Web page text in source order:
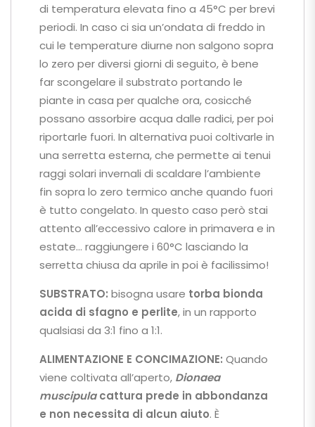
di temperatura elevata fino a 45°C per brevi
periodi. In caso ci sia un’ondata di freddo in
cui le temperature diurne non salgono sopra
lo zero per diversi giorni di seguito, è bene
far scongelare il substrato portando le
piante in casa per qualche ora, cosicché
possano assorbire acqua dalle radici, per poi
riportarle fuori. In alternativa puoi coltivarle in
una serretta esterna, che permette ai tenui
raggi solari invernali di scaldare l’ambiente
fin sopra lo zero termico anche quando fuori
è tutto congelato. In questo caso però stai
attento all’eccessivo calore in primavera e in
estate… raggiungere i 60°C lasciando la
serretta chiusa da aprile in poi è facilissimo!
SUBSTRATO: bisogna usare torba bionda
acida di sfagno e perlite, in un rapporto
qualsiasi da 3:1 fino a 1:1.
ALIMENTAZIONE E CONCIMAZIONE: Quando
viene coltivata all’aperto, Dionaea
muscipulacattura prede in abbondanza
e non necessita di alcun aiuto. È